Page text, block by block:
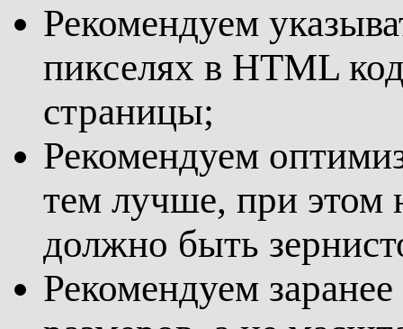
Рекомендуем
пикселях в HTML
страницы;
Рекомендуем
тем лучше, при этом
должно быть
Рекомендуем